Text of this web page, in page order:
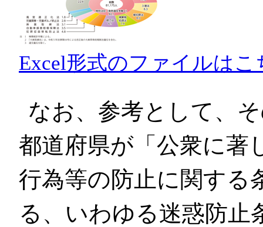
Excel形式のファイルはこ
なお、参考として、
都道府県が「公衆に著
行為等の防止に関する
る、いわゆる迷惑防止